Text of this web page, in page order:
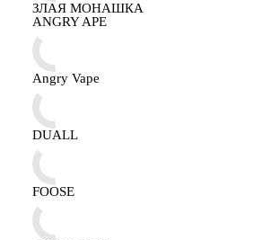
ЗЛАЯ МОНАШКА
ANGRY APE
Angry Vape
DUALL
FOOSE